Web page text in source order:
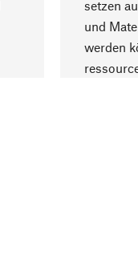
setzen
und
werden